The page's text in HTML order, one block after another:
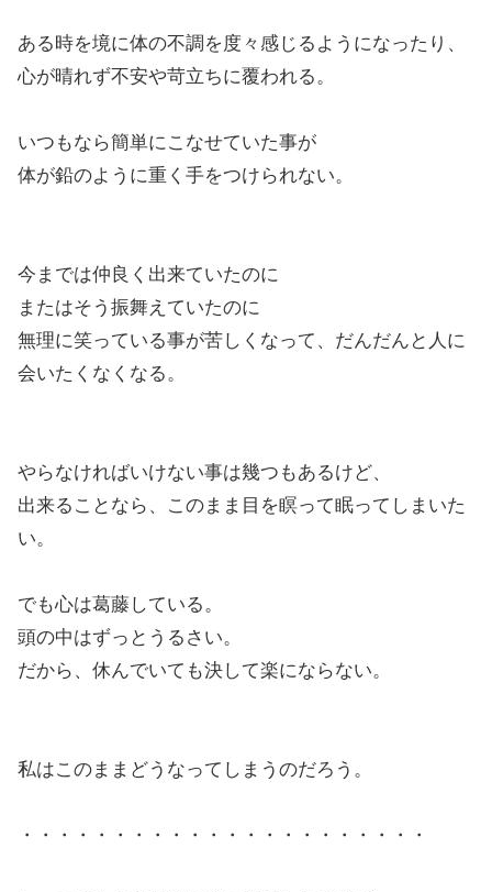
ある時を境に体の不調を度々感じるようになったり、
心が晴れず不安や苛立ちに覆われる。
いつもなら簡単にこなせていた事が
体が鉛のように重く手をつけられない。
今までは仲良く出来ていたのに
またはそう振舞えていたのに
無理に笑っている事が苦しくなって、だんだんと人に
会いたくなくなる。
やらなければいけない事は幾つもあるけど、
出来ることなら、このまま目を瞑って眠ってしまいた
い。
でも心は葛藤している。
頭の中はずっとうるさい。
だから、休んでいても決して楽にならない。
私はこのままどうなってしまうのだろう。
・・・・・・・・・・・・・・・・・・・・・・